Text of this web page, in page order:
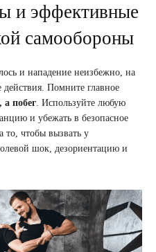
и эффективные
самообороны
и нападение неизбежно, на
Помните главное
побег . Используйте любую
и убежать в безопасное
то, чтобы вызвать у
шок, дезориентацию и